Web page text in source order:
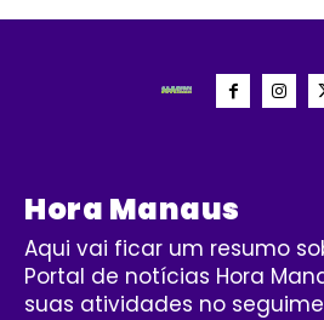
Hora Manaus
Aqui vai ficar um resumo
Portal de notícias Hora
suas atividades no